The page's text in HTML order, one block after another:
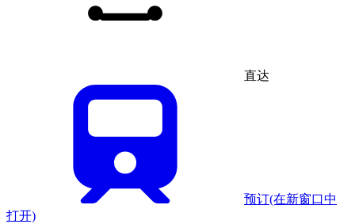
直达
预订(在新窗口中
打开)